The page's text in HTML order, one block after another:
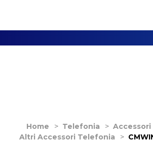
Home > Telefonia >
Altri Accessori Telefonia
>